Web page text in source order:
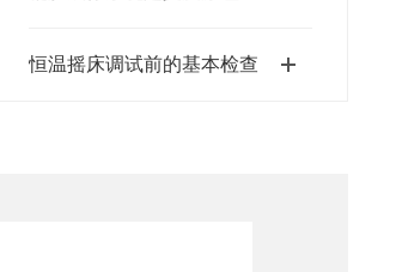
恒温摇床调试前的基本检查